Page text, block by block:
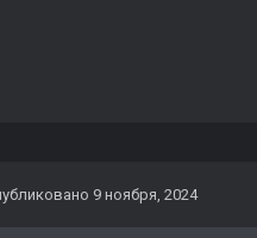
9 ноября, 2024